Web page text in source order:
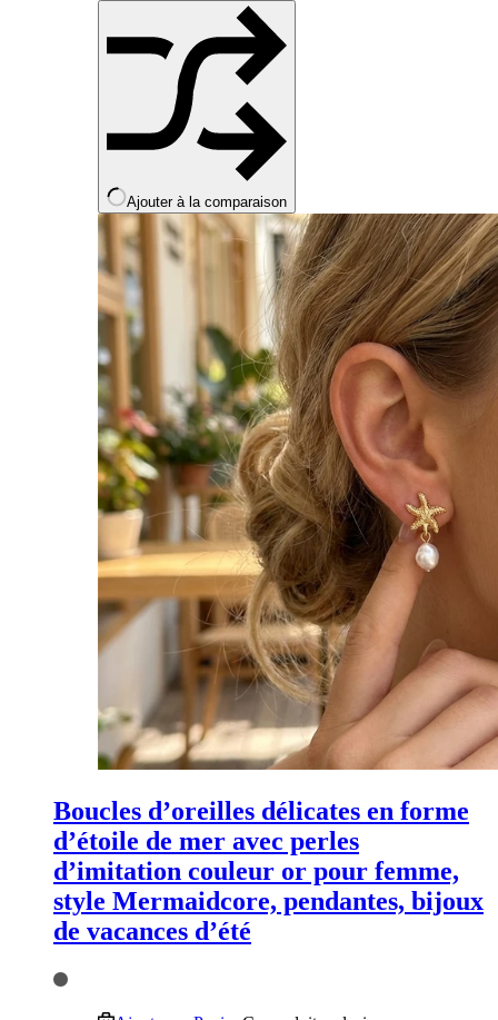
Ajouter à la comparaison
Boucles d’oreilles délicates en forme
d’étoile de mer avec perles
d’imitation couleur or pour femme,
style Mermaidcore, pendantes, bijoux
de vacances d’été